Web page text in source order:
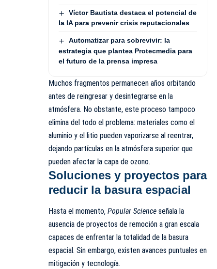
Víctor Bautista destaca el potencial de
la IA para prevenir crisis reputacionales
Automatizar para sobrevivir: la
estrategia que plantea Protecmedia para
el futuro de la prensa impresa
Muchos fragmentos permanecen años orbitando
antes de reingresar y desintegrarse en la
atmósfera. No obstante, este proceso tampoco
elimina del todo el problema: materiales como el
aluminio y el litio pueden vaporizarse al reentrar,
dejando partículas en la atmósfera superior que
pueden afectar la capa de ozono.
Soluciones y proyectos para
reducir la basura espacial
Hasta el momento, Popular Science señala la
ausencia de proyectos de remoción a gran escala
capaces de enfrentar la totalidad de la basura
espacial. Sin embargo, existen avances puntuales en
mitigación y tecnología.